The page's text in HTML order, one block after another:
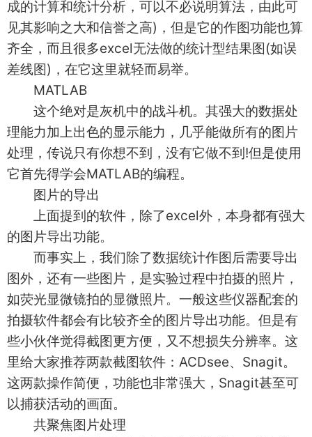
成的计算和统计分析，可以不必说明算法，由此可
见其影响之大和信誉之高)，但是它的作图功能也算
齐全，而且很多excel无法做的统计型结果图(如误
差线图)，在它这里就轻而易举。
MATLAB
这个绝对是灰机中的战斗机。其强大的数据处
理能力加上出色的显示能力，几乎能做所有的图片
处理，传说只有你想不到，没有它做不到!但是使用
它首先得学会MATLAB的编程。
图片的导出
上面提到的软件，除了excel外，本身都有强大
的图片导出功能。
而事实上，我们除了数据统计作图后需要导出
图外，还有一些图片，是实验过程中拍摄的照片，
如荧光显微镜拍的显微照片。一般这些仪器配套的
拍摄软件都会有比较齐全的图片导出功能。但是有
些小伙伴觉得截图更方便，又不想损失分辨率。这
里给大家推荐两款截图软件：ACDsee、Snagit。
这两款操作简便，功能也非常强大，Snagit甚至可
以捕获活动的画面。
共聚焦图片处理